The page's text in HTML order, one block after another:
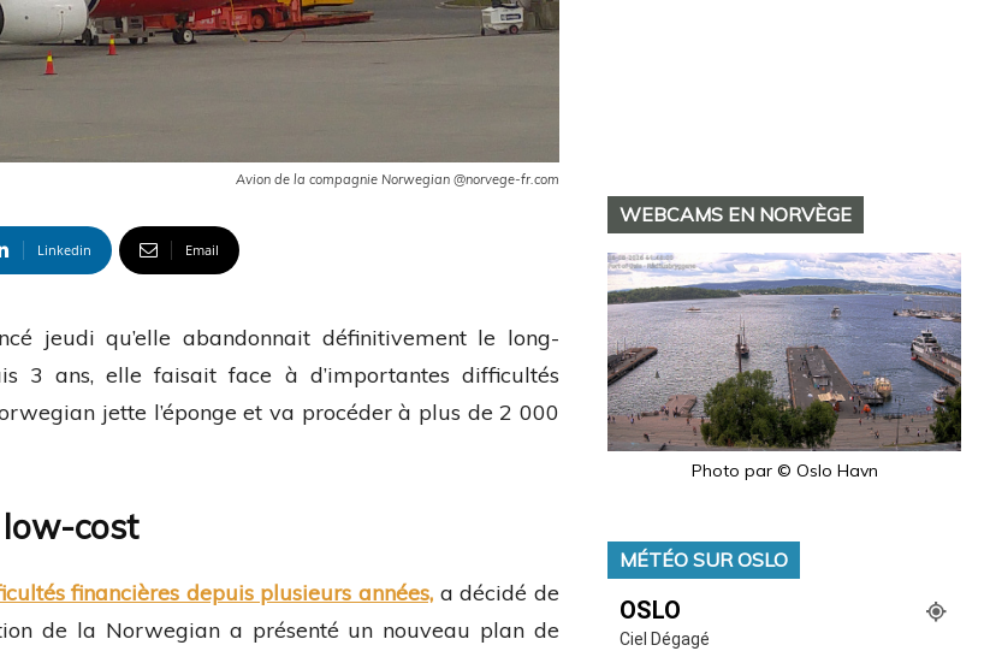
Avion de la compagnie Norwegian @norvege-fr.com
Linkedin Email
jeudi qu’elle abandonnait définitivement le long-
3 ans, elle faisait face à d’importantes difficultés
jette l’éponge et va procéder à plus de 2 000
low-cost
financières depuis plusieurs années, a décidé de
de la Norwegian a présenté un nouveau plan de
WEBCAMS EN NORVÈGE
Photo par © Oslo Havn
MÉTÉO SUR OSLO
OSLO
Ciel Dégagé